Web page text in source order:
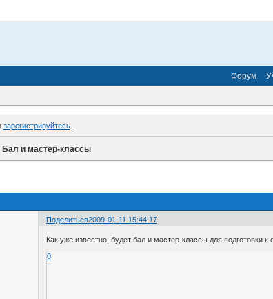
Форум
зарегистрируйтесь.
Бал и мастер-классы
Поделиться2009-01-11 15:44:17
Как уже известно, будет бал и мастер-классы для подготовки
0